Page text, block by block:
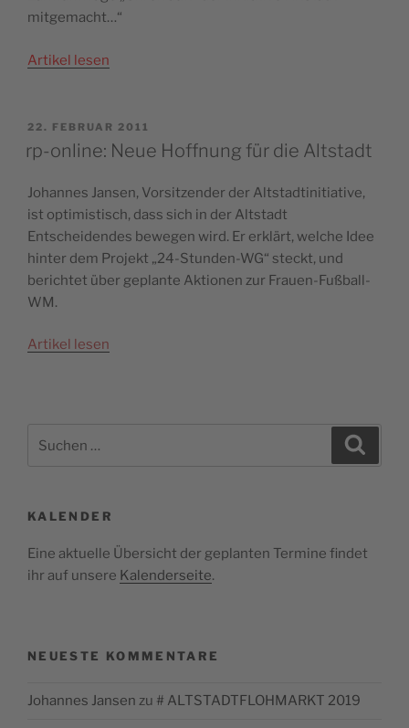
mitgemacht…“
Artikel lesen
VERÖFFENTLICHT
22. FEBRUAR 2011
rp-online: Neue Hoffnung für die Altstadt
Johannes Jansen, Vorsitzender der Altstadtinitiative,
ist optimistisch, dass sich in der Altstadt
Entscheidendes bewegen wird. Er erklärt, welche Idee
hinter dem Projekt „24-Stunden-WG“ steckt, und
berichtet über geplante Aktionen zur Frauen-Fußball-
WM.
Artikel lesen
KALENDER
Eine aktuelle Übersicht der geplanten Termine findet
ihr auf unsere Kalenderseite.
NEUESTE KOMMENTARE
Johannes Jansen zu # ALTSTADTFLOHMARKT 2019